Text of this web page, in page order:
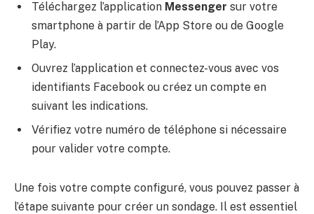
Téléchargez l’application Messenger sur votre
smartphone à partir de l’App Store ou de Google
Play.
Ouvrez l’application et connectez-vous avec vos
identifiants Facebook ou créez un compte en
suivant les indications.
Vérifiez votre numéro de téléphone si nécessaire
pour valider votre compte.
Une fois votre compte configuré, vous pouvez passer à
l’étape suivante pour créer un sondage. Il est essentiel